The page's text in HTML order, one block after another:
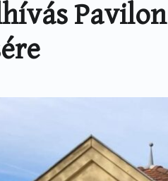
Pavilon